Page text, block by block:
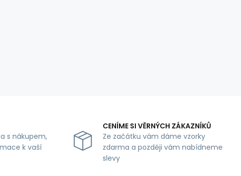
s nákupem,
k vaší
CENÍME SI VĚRNÝCH ZÁKAZNÍKŮ
Ze začátku vám dáme vzorky
zdarma a později vám nabídneme
slevy